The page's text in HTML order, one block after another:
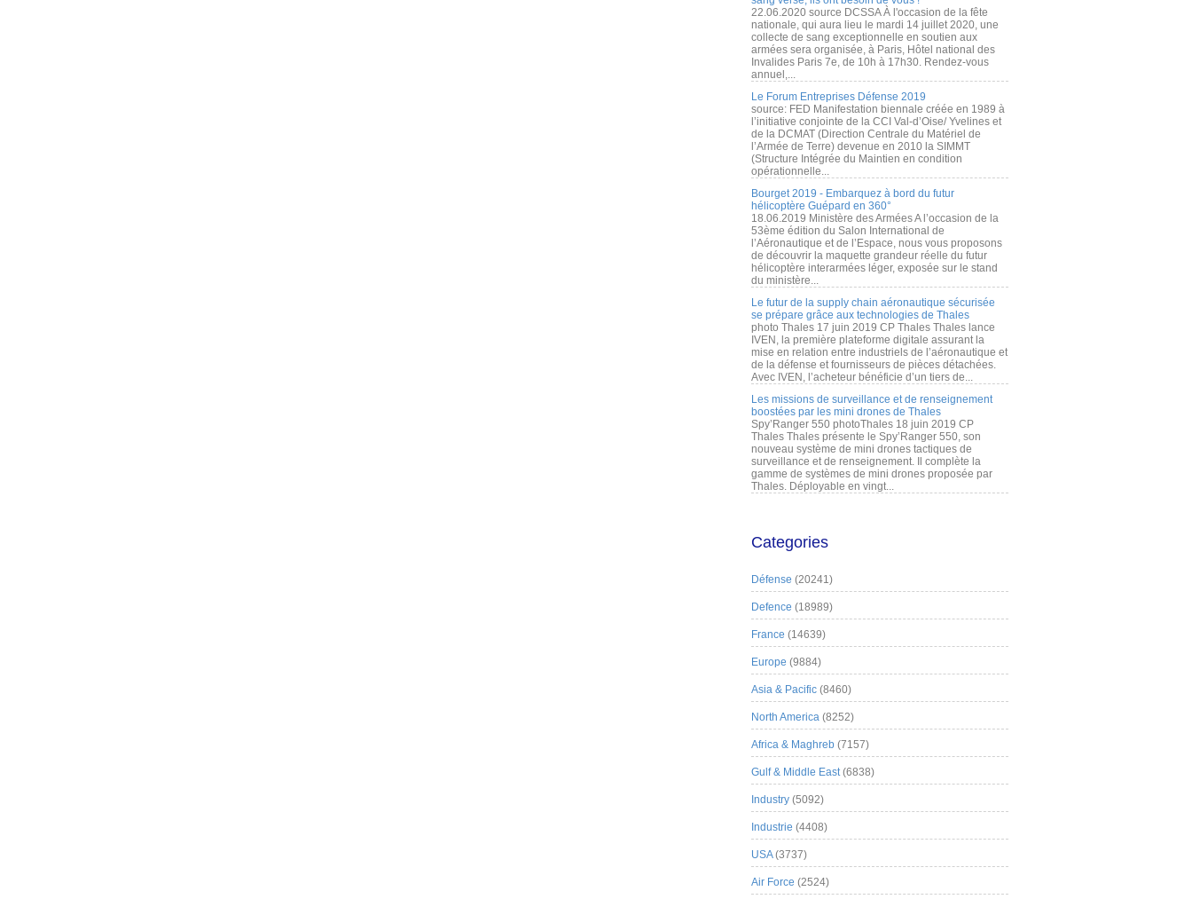
22.06.2020 source DCSSA À l'occasion de la fête
nationale, qui aura lieu le mardi 14 juillet 2020, une
collecte de sang exceptionnelle en soutien aux
armées sera organisée, à Paris, Hôtel national des
Invalides Paris 7e, de 10h à 17h30. Rendez-vous
annuel,...
Le Forum Entreprises Défense 2019
source: FED Manifestation biennale créée en 1989 à
l’initiative conjointe de la CCI Val-d’Oise/ Yvelines et
de la DCMAT (Direction Centrale du Matériel de
l’Armée de Terre) devenue en 2010 la SIMMT
(Structure Intégrée du Maintien en condition
opérationnelle...
Bourget 2019 - Embarquez à bord du futur
hélicoptère Guépard en 360°
18.06.2019 Ministère des Armées A l’occasion de la
53ème édition du Salon International de
l’Aéronautique et de l’Espace, nous vous proposons
de découvrir la maquette grandeur réelle du futur
hélicoptère interarmées léger, exposée sur le stand
du ministère...
Le futur de la supply chain aéronautique sécurisée
se prépare grâce aux technologies de Thales
photo Thales 17 juin 2019 CP Thales Thales lance
IVEN, la première plateforme digitale assurant la
mise en relation entre industriels de l’aéronautique et
de la défense et fournisseurs de pièces détachées.
Avec IVEN, l’acheteur bénéficie d’un tiers de...
Les missions de surveillance et de renseignement
boostées par les mini drones de Thales
Spy’Ranger 550 photoThales 18 juin 2019 CP
Thales Thales présente le Spy’Ranger 550, son
nouveau système de mini drones tactiques de
surveillance et de renseignement. Il complète la
gamme de systèmes de mini drones proposée par
Thales. Déployable en vingt...
Categories
Défense (20241)
Defence (18989)
France (14639)
Europe (9884)
Asia & Pacific (8460)
North America (8252)
Africa & Maghreb (7157)
Gulf & Middle East(6838)
Industry (5092)
Industrie (4408)
USA(3737)
Air Force (2524)